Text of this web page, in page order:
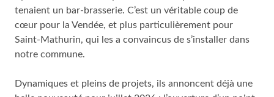
tenaient un bar-brasserie. C’est un véritable coup de
cœur pour la Vendée, et plus particulièrement pour
Saint-Mathurin, qui les a convaincus de s’installer dans
notre commune.
Dynamiques et pleins de projets, ils annoncent déjà une